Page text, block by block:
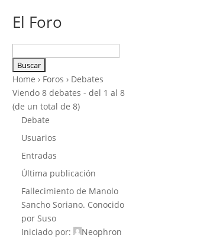
El Foro
Home › Foros › Debates
Viendo 8 debates - del 1 al 8
(de un total de 8)
Debate
Usuarios
Entradas
Última publicación
Fallecimiento de Manolo
Sancho Soriano. Conocido
por Suso
Iniciado por:
Neophron